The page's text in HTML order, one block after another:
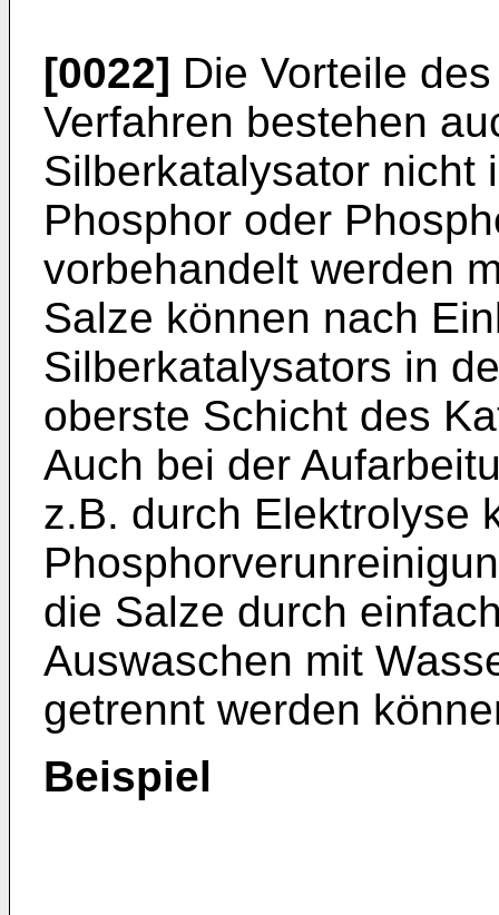
[0022] Die Vorteile
Verfahren bestehen
Silberkatalysator nicht
Phosphor oder
vorbehandelt werden
Salze können nach
Silberkatalysators in
oberste Schicht des
Auch bei der
z.B. durch Elektrolyse
die Salze durch
Auswaschen mit
getrennt werden
Beispiel